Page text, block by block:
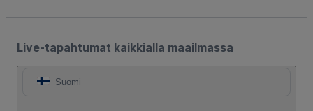
Live-tapahtumat kaikkialla maailmassa
Suomi